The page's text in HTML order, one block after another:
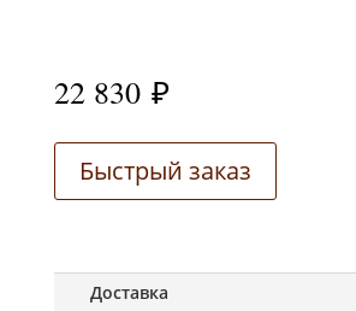
22 830 ₽
Быстрый заказ
Доставка